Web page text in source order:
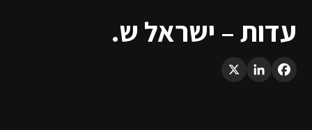
עדות – ישראל ש.
Facebook
LinkedIn
X